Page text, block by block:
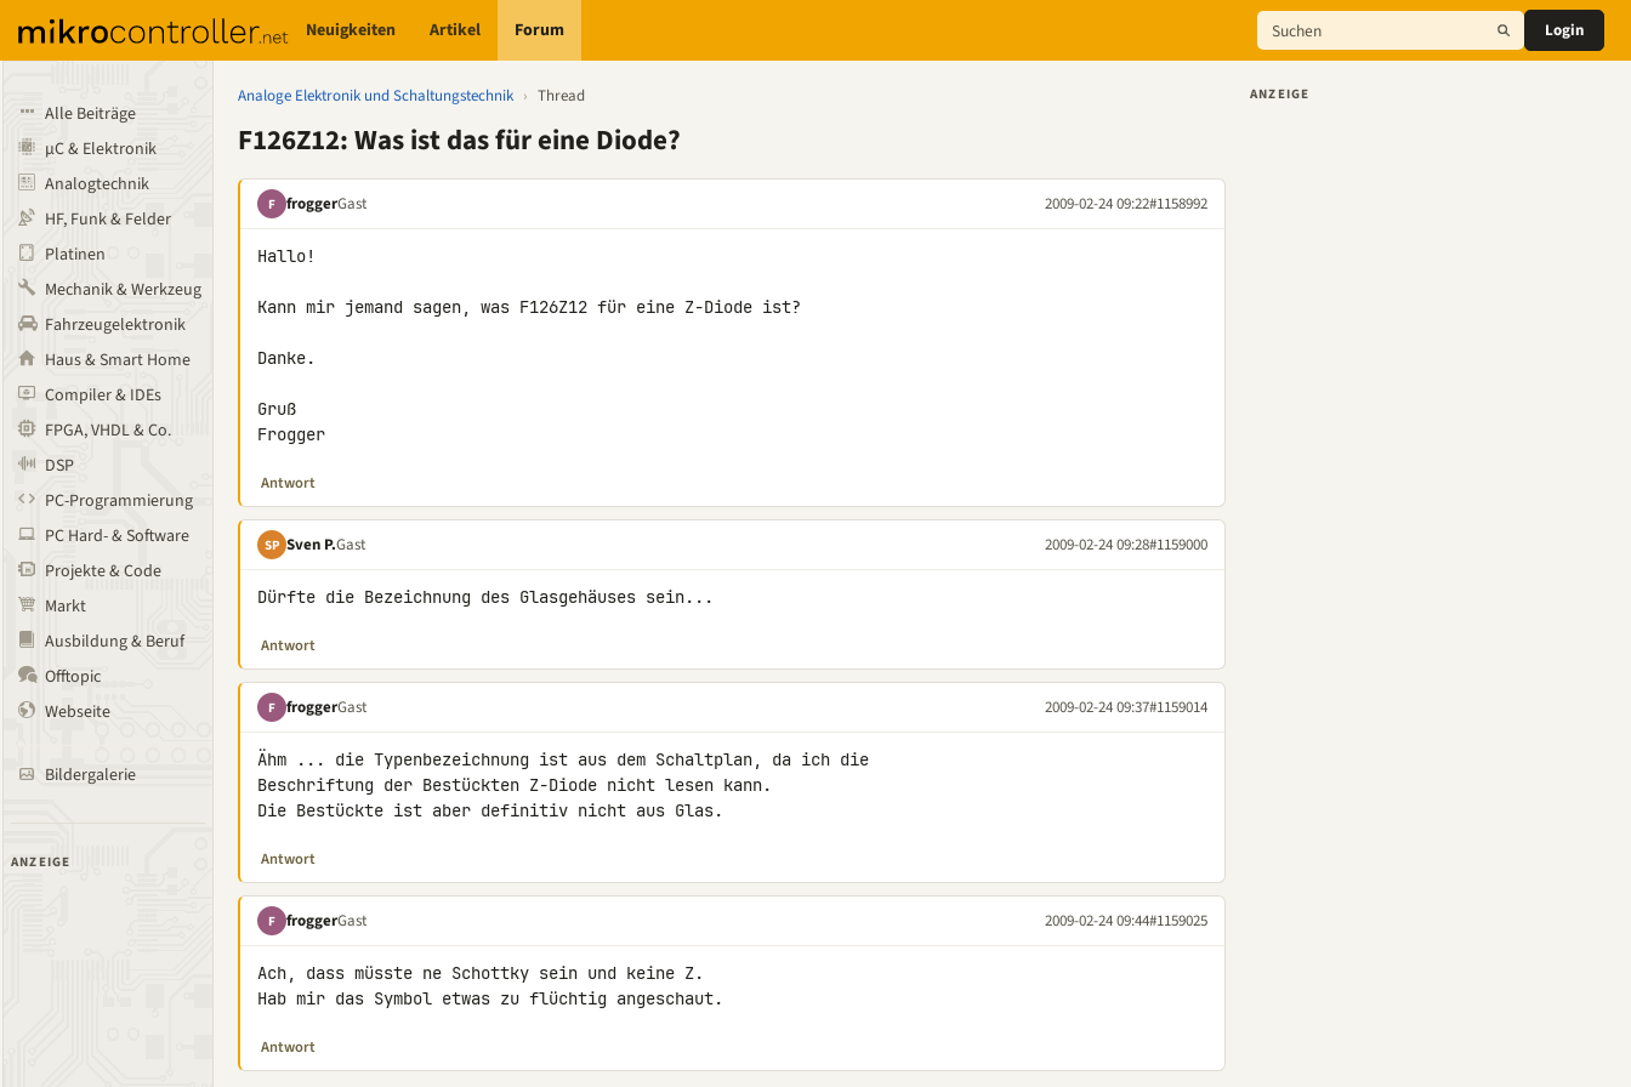
Neuigkeiten Artikel Forum Login
Alle Beiträge
µC & Elektronik
Analogtechnik
HF, Funk & Felder
Platinen
Mechanik & Werkzeug
Fahrzeugelektronik
Haus & Smart Home
Compiler & IDEs
FPGA, VHDL & Co.
DSP
PC-Programmierung
PC Hard- & Software
Projekte & Code
Markt
Ausbildung & Beruf
Offtopic
Webseite
Bildergalerie
ANZEIGE
Analoge Elektronik und Schaltungstechnik › Thread
F126Z12: Was ist das für eine Diode?
F froggerGast 2009-02-24 09:22#1158992
Hallo!
Kann mir jemand sagen, was F126Z12 für eine Z-Diode ist?
Danke.
Gruß
Frogger
Antwort
SP Sven P.Gast 2009-02-24 09:28#1159000
Dürfte die Bezeichnung des Glasgehäuses sein...
Antwort
F froggerGast 2009-02-24 09:37#1159014
Ähm ... die Typenbezeichnung ist aus dem Schaltplan, da ich die
Beschriftung der Bestückten Z-Diode nicht lesen kann.
Die Bestückte ist aber definitiv nicht aus Glas.
Antwort
F froggerGast 2009-02-24 09:44#1159025
Ach, dass müsste ne Schottky sein und keine Z.
Hab mir das Symbol etwas zu flüchtig angeschaut.
Antwort
ANZEIGE